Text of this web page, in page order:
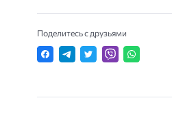
Поделитесь с друзьями